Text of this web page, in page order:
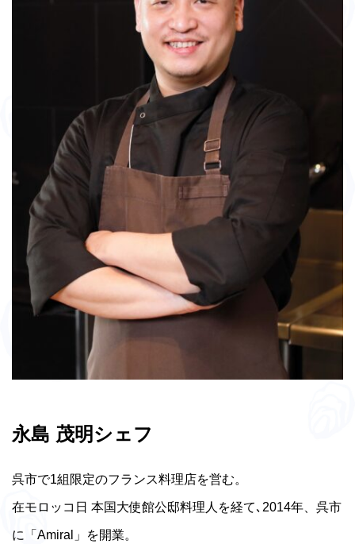
永島 茂明シェフ
呉市で1組限定のフランス料理店を営む。
在モロッコ日 本国大使館公邸料理人を経て､2014年、呉市
に「Amiral」を開業。